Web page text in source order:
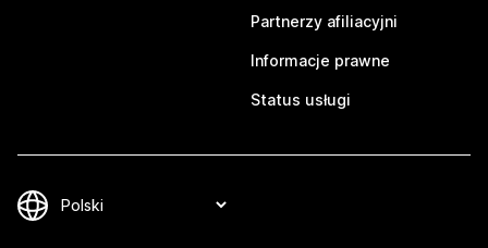
Partnerzy afiliacyjni
Informacje prawne
Status usługi